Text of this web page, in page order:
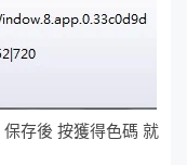
存後 按獲得色碼 就